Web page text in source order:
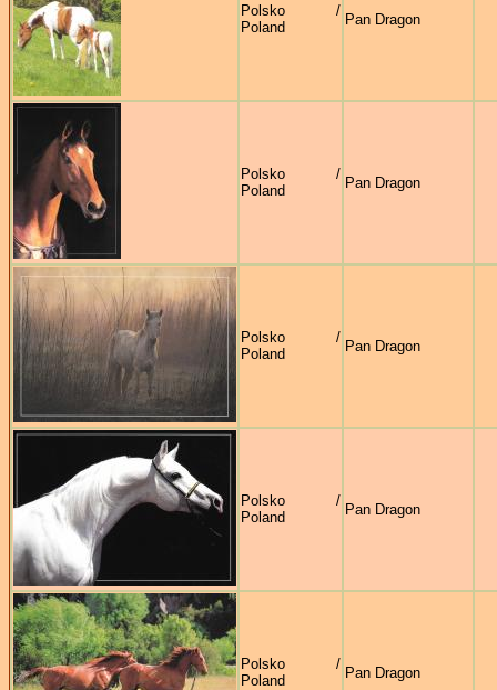
Polsko /
Poland
Pan Dragon
Polsko /
Poland
Pan Dragon
Polsko /
Poland
Pan Dragon
Polsko /
Poland
Pan Dragon
Polsko /
Poland
Pan Dragon